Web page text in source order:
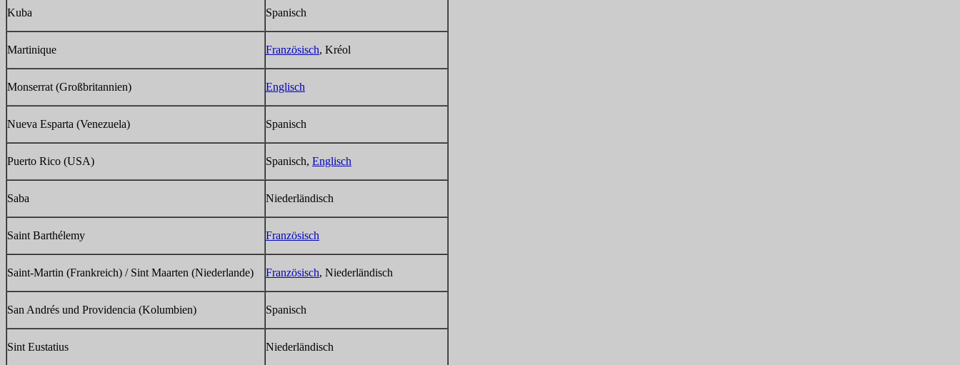
Kuba Spanisch
Martinique Französisch, Kréol
Monserrat (Großbritannien) Englisch
Nueva Esparta (Venezuela) Spanisch
Puerto Rico (USA) Spanisch, Englisch
Saba Niederländisch
Saint Barthélemy Französisch
Saint-Martin (Frankreich) / Sint Maarten (Niederlande) Französisch, Niederländisch
San Andrés und Providencia (Kolumbien) Spanisch
Sint Eustatius Niederländisch